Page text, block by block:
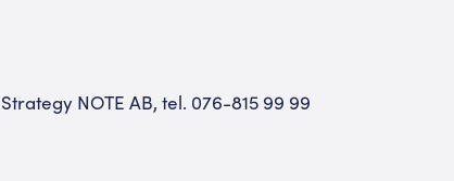
NOTE AB, tel. 076-815 99 99